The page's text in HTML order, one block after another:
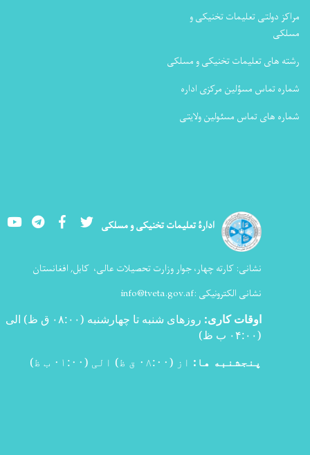
مراکز دولتی تعلیمات تخنیکی و
مسلکی
رشته های تعلیمات تخنیکی و مسلکی
شماره تماس مسؤلین مرکزی اداره
شماره های تماس مسئولین ولایتی
ادارۀ تعلیمات تخنیکی و مسلکی YoutubeLinkedInFacebook Twitter
نشانی: کارته چهار، جوار وزارت تحصیلات عالی، کابل, افغانستان
نشانی الکترونیکی :info@tveta.gov.af
اوقات کاری:
روزهای شنبه تا چهارشنبه (۰۸:۰۰ ق ظ) الی
(۰۴:۰۰ ب ظ
)
پنجشنبه ها: از (۰۸:۰۰ ق ظ) الی (۰۱:۰۰ ب ظ)